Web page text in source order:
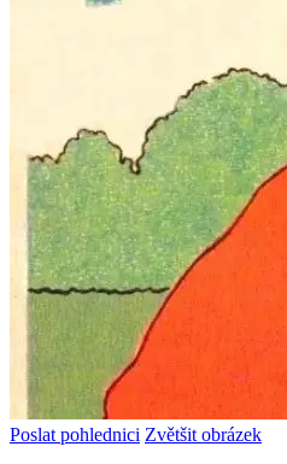
Poslat pohlednici Zvětšit obrázek